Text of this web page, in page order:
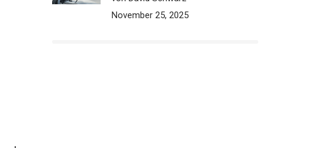
November 25, 2025